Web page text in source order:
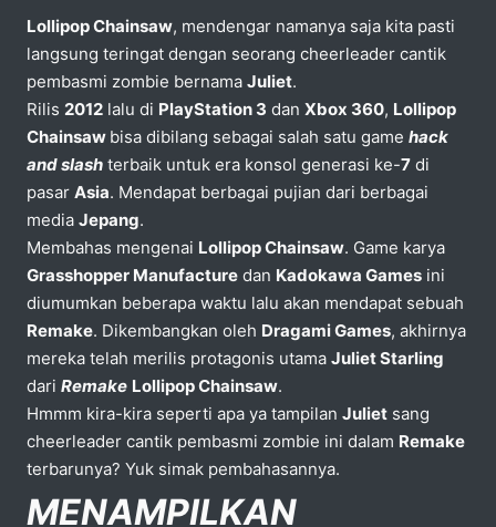
Lollipop Chainsaw, mendengar namanya saja kita pasti
langsung teringat dengan seorang cheerleader cantik
pembasmi zombie bernama Juliet.
Rilis 2012 lalu di PlayStation 3 dan Xbox 360, Lollipop
Chainsaw bisa dibilang sebagai salah satu game hack
and slash terbaik untuk era konsol generasi ke-7 di
pasar Asia. Mendapat berbagai pujian dari berbagai
media Jepang.
Membahas mengenai Lollipop Chainsaw. Game karya
Grasshopper Manufacture dan Kadokawa Games ini
diumumkan beberapa waktu lalu akan mendapat sebuah
Remake. Dikembangkan oleh Dragami Games, akhirnya
mereka telah merilis protagonis utama Juliet Starling
dari Remake Lollipop Chainsaw.
Hmmm kira-kira seperti apa ya tampilan Juliet sang
cheerleader cantik pembasmi zombie ini dalam Remake
terbarunya? Yuk simak pembahasannya.
MENAMPILKAN